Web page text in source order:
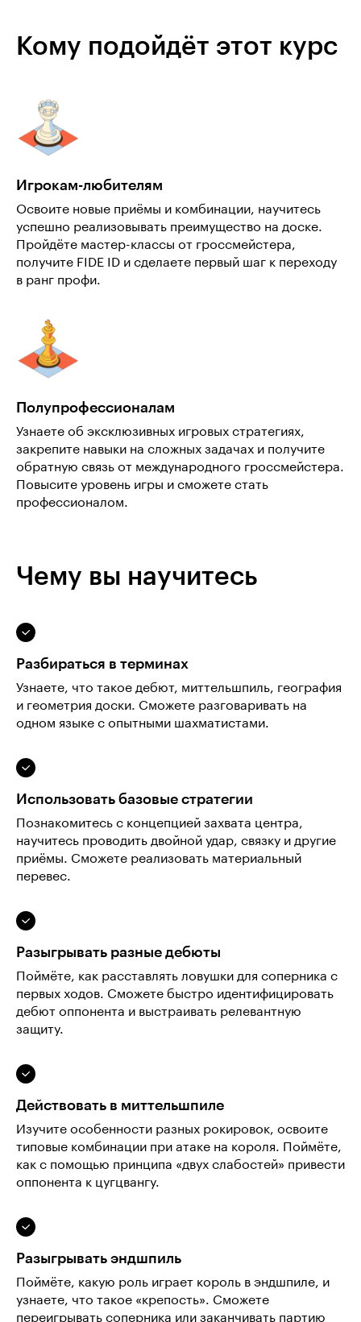
Кому подойдёт этот курс
Игрокам-любителям
Освоите новые приёмы и комбинации, научитесь
успешно реализовывать преимущество на доске.
Пройдёте мастер-классы от гроссмейстера,
получите FIDE ID и сделаете первый шаг к переходу
в ранг профи.
Полупрофессионалам
Узнаете об эксклюзивных игровых стратегиях,
закрепите навыки на сложных задачах и получите
обратную связь от международного гроссмейстера.
Повысите уровень игры и сможете стать
профессионалом.
Чему вы научитесь
Разбираться в терминах
Узнаете, что такое дебют, миттельшпиль, география
и геометрия доски. Сможете разговаривать на
одном языке с опытными шахматистами.
Использовать базовые стратегии
Познакомитесь с концепцией захвата центра,
научитесь проводить двойной удар, связку и другие
приёмы. Сможете реализовать материальный
перевес.
Разыгрывать разные дебюты
Поймёте, как расставлять ловушки для соперника с
первых ходов. Сможете быстро идентифицировать
дебют оппонента и выстраивать релевантную
защиту.
Действовать в миттельшпиле
Изучите особенности разных рокировок, освоите
типовые комбинации при атаке на короля. Поймёте,
как с помощью принципа «двух слабостей» привести
оппонента к цугцвангу.
Разыгрывать эндшпиль
Поймёте, какую роль играет король в эндшпиле, и
узнаете, что такое «крепость». Сможете
переигрывать соперника или заканчивать партию